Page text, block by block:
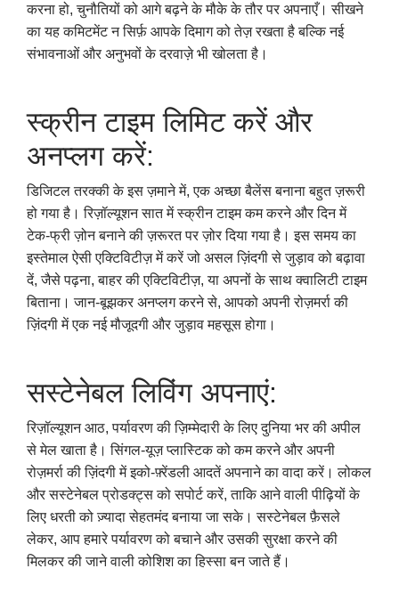
करना हो, चुनौतियों को आगे बढ़ने के मौके के तौर पर अपनाएँ। सीखने
का यह कमिटमेंट न सिर्फ़ आपके दिमाग को तेज़ रखता है बल्कि नई
संभावनाओं और अनुभवों के दरवाज़े भी खोलता है।
स्क्रीन टाइम लिमिट करें और
अनप्लग करें:
डिजिटल तरक्की के इस ज़माने में, एक अच्छा बैलेंस बनाना बहुत ज़रूरी
हो गया है। रिज़ॉल्यूशन सात में स्क्रीन टाइम कम करने और दिन में
टेक-फ्री ज़ोन बनाने की ज़रूरत पर ज़ोर दिया गया है। इस समय का
इस्तेमाल ऐसी एक्टिविटीज़ में करें जो असल ज़िंदगी से जुड़ाव को बढ़ावा
दें, जैसे पढ़ना, बाहर की एक्टिविटीज़, या अपनों के साथ क्वालिटी टाइम
बिताना। जान-बूझकर अनप्लग करने से, आपको अपनी रोज़मर्रा की
ज़िंदगी में एक नई मौजूदगी और जुड़ाव महसूस होगा।
सस्टेनेबल लिविंग अपनाएं:
रिज़ॉल्यूशन आठ, पर्यावरण की ज़िम्मेदारी के लिए दुनिया भर की अपील
से मेल खाता है। सिंगल-यूज़ प्लास्टिक को कम करने और अपनी
रोज़मर्रा की ज़िंदगी में इको-फ़्रेंडली आदतें अपनाने का वादा करें। लोकल
और सस्टेनेबल प्रोडक्ट्स को सपोर्ट करें, ताकि आने वाली पीढ़ियों के
लिए धरती को ज़्यादा सेहतमंद बनाया जा सके। सस्टेनेबल फ़ैसले
लेकर, आप हमारे पर्यावरण को बचाने और उसकी सुरक्षा करने की
मिलकर की जाने वाली कोशिश का हिस्सा बन जाते हैं।